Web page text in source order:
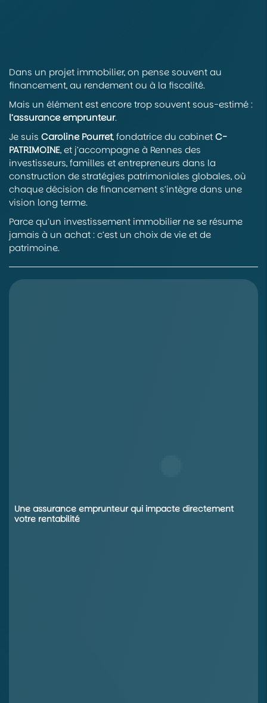
Dans un projet immobilier, on pense souvent au
financement, au rendement ou à la fiscalité.
Mais un élément est encore trop souvent sous-estimé :
l’assurance emprunteur.
Je suis Caroline Pourret, fondatrice du cabinetC-
PATRIMOINE, et j’accompagne à Rennes des
investisseurs, familles et entrepreneurs dans la
construction de stratégies patrimoniales globales, où
chaque décision de financement s’intègre dans une
vision long terme.
Parce qu’un investissement immobilier ne se résume
jamais à un achat : c’est un choix de vie et de
patrimoine.
Une assurance emprunteur qui impacte directement
votre rentabilité